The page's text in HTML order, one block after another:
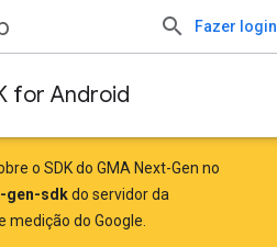
Fazer login
for Android
o SDK do GMA Next-Gen no
gen-sdkdo servidor da
medição do Google.